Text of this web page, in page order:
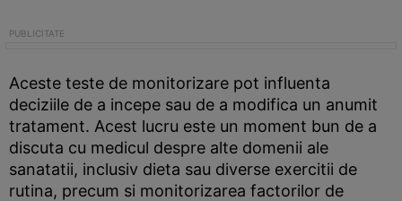
Aceste teste de monitorizare pot influenta
deciziile de a incepe sau de a modifica un anumit
tratament. Acest lucru este un moment bun de a
discuta cu medicul despre alte domenii ale
sanatatii, inclusiv dieta sau diverse exercitii de
rutina, precum si monitorizarea factorilor de